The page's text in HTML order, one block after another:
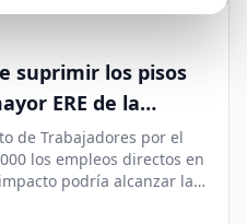
suprimir los pisos
ERE de la
de Trabajadores por el
los empleos directos en
podría alcanzar las